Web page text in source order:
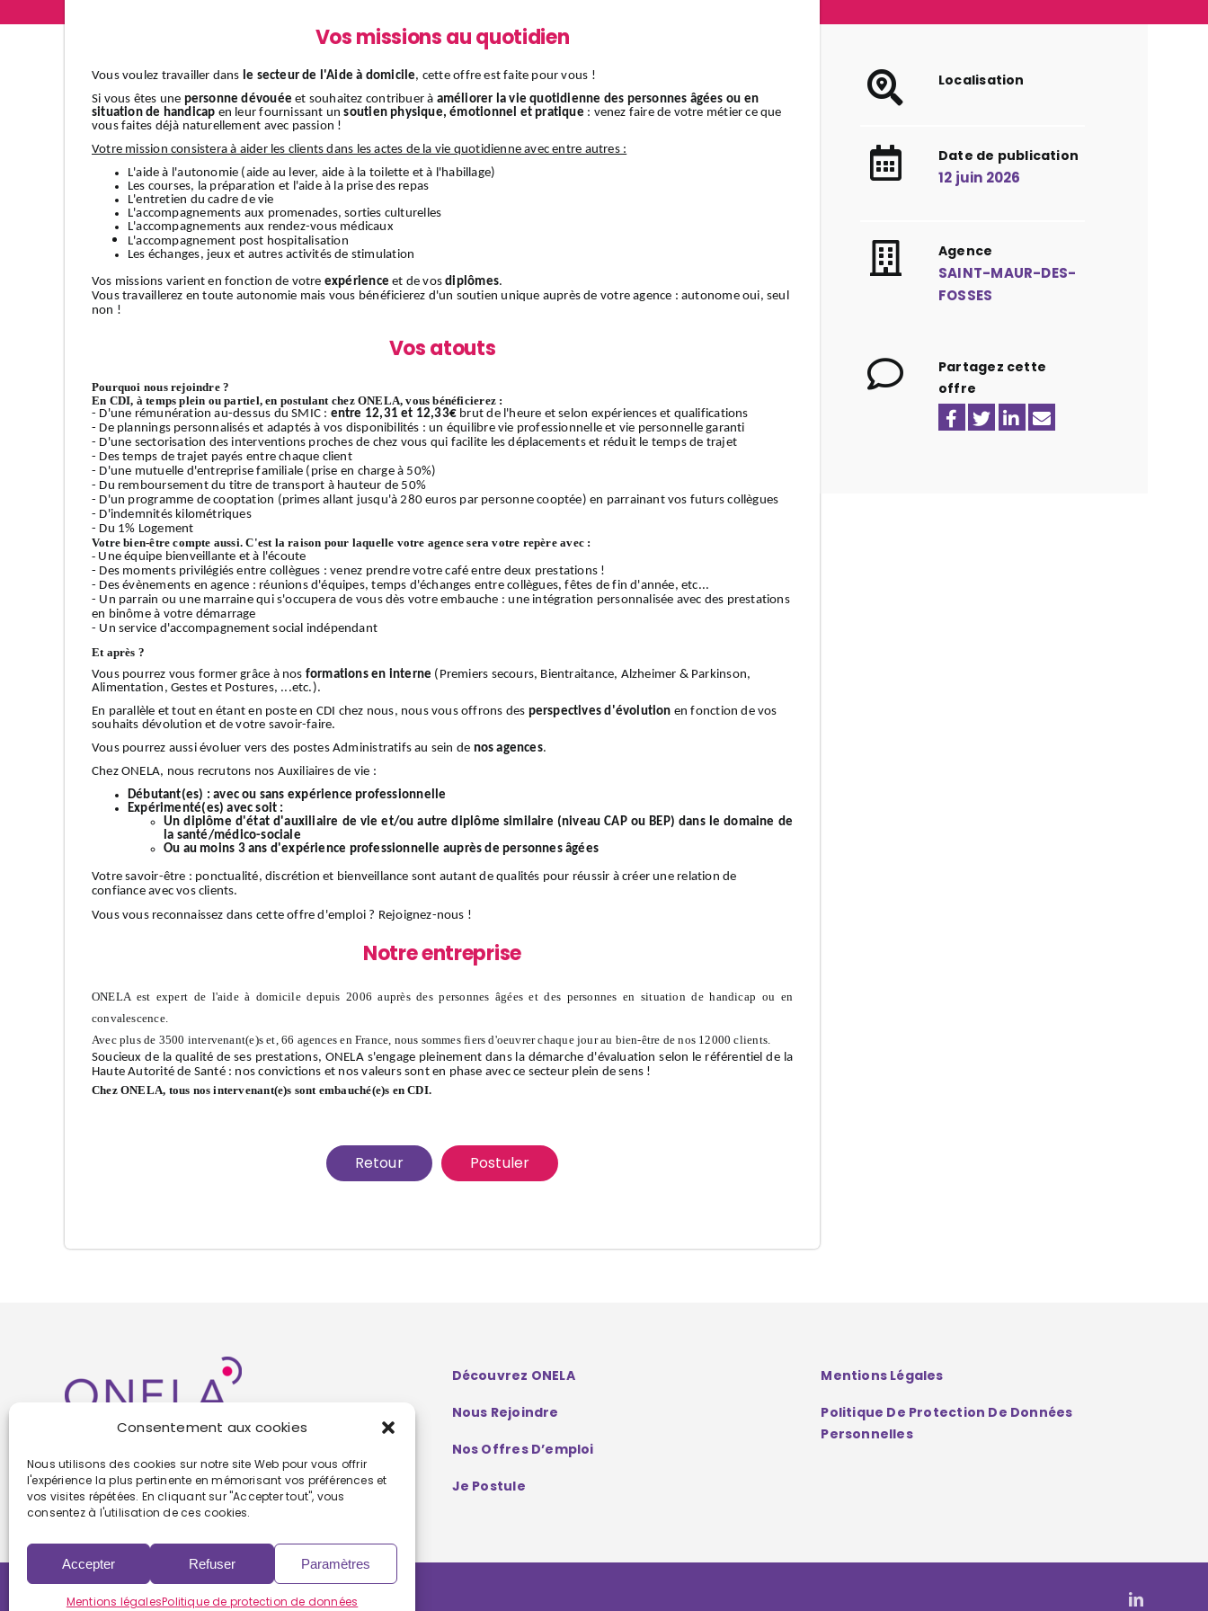
Consentement aux cookies
Nous utilisons des cookies sur notre site Web pour vous offrir
l'expérience la plus pertinente en mémorisant vos préférences et
vos visites répétées. En cliquant sur "Accepter tout", vous
consentez à l'utilisation de ces cookies.
Accepter Refuser Paramètres
Mentions légalesPolitique de protection de données
Localisation
Date de publication
12 juin 2026
Agence
SAINT-MAUR-DES-
FOSSES
Partagez cette
offre
Vos missions au quotidien
Vous voulez travailler dans le secteur de l'Aide à domicile, cette offre est faite pour vous !
Si vous êtes une personne dévouée et souhaitez contribuer à améliorer la vie quotidienne des personnes âgées ou en
situation de handicap en leur fournissant unsoutien physique, émotionnel et pratique : venez faire de votre métier ce que
vous faites déjà naturellement avec passion !
Votre mission consistera à aider les clients dans les actes de la vie quotidienne avec entre autres :
L'aide à l'autonomie (aide au lever, aide à la toilette et à l'habillage)
Les courses, la préparation et l'aide à la prise des repas
L'entretien du cadre de vie
L'accompagnements aux promenades, sorties culturelles
L'accompagnements aux rendez-vous médicaux
L'accompagnement post hospitalisation
Les échanges, jeux et autres activités de stimulation
Vos missions varient en fonction de votre expérience et de vosdiplômes.
Vous travaillerez en toute autonomie mais vous bénéficierez d'un soutien unique auprès de votre agence : autonome oui, seul
non !
Vos atouts
Pourquoi nous rejoindre ?
En CDI, à temps plein ou partiel, en postulant chez ONELA, vous bénéficierez :
- D'une rémunération au-dessus du SMIC : entre 12,31 et 12,33€ brut de l'heure et selon expériences et qualifications
- De plannings personnalisés et adaptés à vos disponibilités : un équilibre vie professionnelle et vie personnelle garanti
- D'une sectorisation des interventions proches de chez vous qui facilite les déplacements et réduit le temps de trajet
- Des temps de trajet payés entre chaque client
- D'une mutuelle d'entreprise familiale (prise en charge à 50%)
- Du remboursement du titre de transport à hauteur de 50%
- D'un programme de cooptation (primes allant jusqu'à 280 euros par personne cooptée) en parrainant vos futurs collègues
- D'indemnités kilométriques
- Du 1% Logement
Votre bien-être compte aussi. C'est la raison pour laquelle votre agence sera votre repère avec :
- Une équipe bienveillante et à l'écoute
- Des moments privilégiés entre collègues : venez prendre votre café entre deux prestations !
- Des évènements en agence : réunions d'équipes, temps d'échanges entre collègues, fêtes de fin d'année, etc...
- Un parrain ou une marraine qui s'occupera de vous dès votre embauche : une intégration personnalisée avec des prestations
en binôme à votre démarrage
- Un service d'accompagnement social indépendant
Et après ?
Vous pourrez vous former grâce à nos formations en interne (Premiers secours, Bientraitance, Alzheimer & Parkinson,
Alimentation, Gestes et Postures, ...etc.).
En parallèle et tout en étant en poste en CDI chez nous, nous vous offrons des perspectives d'évolution en fonction de vos
souhaits dévolution et de votre savoir-faire.
Vous pourrez aussi évoluer vers des postes Administratifs au sein de nosagences.
Chez ONELA, nous recrutons nos Auxiliaires de vie :
Débutant(es) :avec ou sans expérience professionnelle
Expérimenté(es) avec soit :
Un diplôme d'état d'auxiliaire de vie et/ou autre diplôme similaire (niveau CAP ou BEP) dans le domaine de
la santé/médico-sociale
Ou au moins 3 ans d'expérience professionnelle auprès de personnes âgées
Votresavoir-être : ponctualité, discrétion et bienveillance sont autant de qualités pour réussir à créer une relation de
confiance avec vos clients.
Vous vous reconnaissez dans cette offre d'emploi ? Rejoignez-nous !
Notre entreprise
ONELA est expert de l'aide à domicile depuis 2006 auprès des personnes âgées et des personnes en situation de handicap ou en
convalescence.
Avec plus de 3500 intervenant(e)s et, 66 agences en France, nous sommes fiers d'oeuvrer chaque jour au bien-être de nos 12000 clients.
Soucieux de la qualité de ses prestations, ONELA s'engage pleinement dans la démarche d'évaluation selon le référentiel de la
Haute Autorité de Santé : nos convictions et nos valeurs sont en phase avec ce secteur plein de sens !
Chez ONELA, tous nos intervenant(e)s sont embauché(e)s en CDI.
Retour Postuler
Découvrez ONELA
Nous Rejoindre
Nos Offres D’emploi
Je Postule
Mentions Légales
Politique De Protection De Données
Personnelles
Copyright 2022 | Powered byEolia Software LinkedIn